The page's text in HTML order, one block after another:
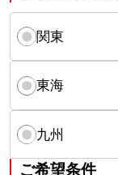
関東
東海
九州
ご希望条件